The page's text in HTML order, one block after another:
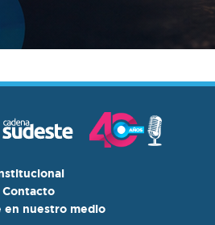
Contacto
en nuestro medio